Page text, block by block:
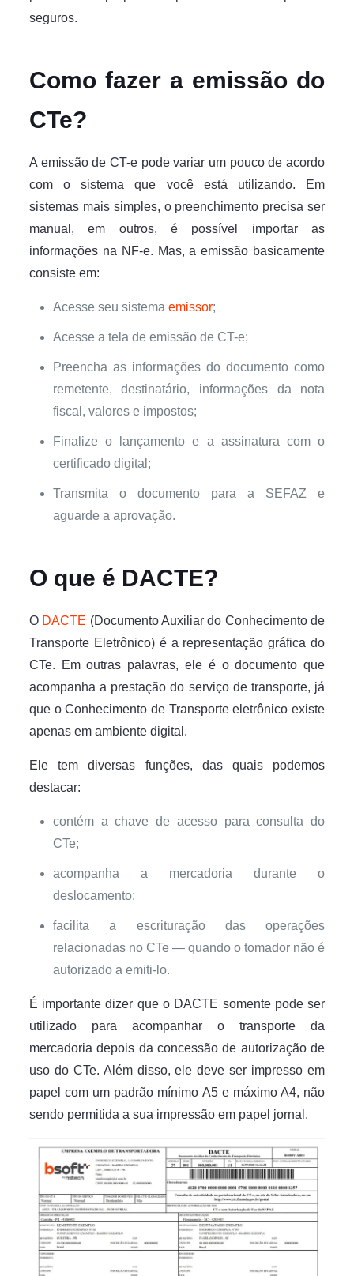
seguros.
Como fazer a emissão do
CTe?
A emissão de CT-e pode variar um pouco de acordo
com o sistema que você está utilizando. Em
sistemas mais simples, o preenchimento precisa ser
manual, em outros, é possível importar as
informações na NF-e. Mas, a emissão basicamente
consiste em:
Acesse seu sistema emissor;
Acesse a tela de emissão de CT-e;
Preencha as informações do documento como
remetente, destinatário, informações da nota
fiscal, valores e impostos;
Finalize o lançamento e a assinatura com o
certificado digital;
Transmita o documento para a SEFAZ e
aguarde a aprovação.
O que é DACTE?
ODACTE (Documento Auxiliar do Conhecimento de
Transporte Eletrônico) é a representação gráfica do
CTe. Em outras palavras, ele é o documento que
acompanha a prestação do serviço de transporte, já
que o Conhecimento de Transporte eletrônico existe
apenas em ambiente digital.
Ele tem diversas funções, das quais podemos
destacar:
contém a chave de acesso para consulta do
CTe;
acompanha a mercadoria durante o
deslocamento;
facilita a escrituração das operações
relacionadas no CTe — quando o tomador não é
autorizado a emiti-lo.
É importante dizer que o DACTE somente pode ser
utilizado para acompanhar o transporte da
mercadoria depois da concessão de autorização de
uso do CTe. Além disso, ele deve ser impresso em
papel com um padrão mínimo A5 e máximo A4, não
sendo permitida a sua impressão em papel jornal.